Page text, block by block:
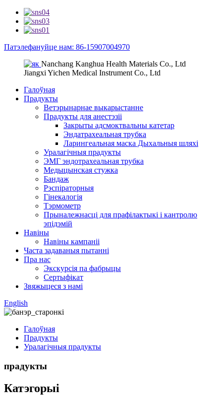
Патэлефануйце нам: 86-15907004970
Nanchang Kanghua Health Materials Co., Ltd
Jiangxi Yichen Medical Instrument Co., Ltd
Галоўная
Прадукты
Ветэрынарнае выкарыстанне
Прадукты для анестэзіі
Закрыты адсмоктвальны катетар
Эндатрахеальная трубка
Ларингеальная маска Дыхальныя шляхі
Уралагічныя прадукты
ЭМГ эндотрахеальная трубка
Медыцынская стужка
Бандаж
Рэспіраторныя
Гінекалогія
Тэрмометр
Прыналежнасці для прафілактыкі і кантролю
эпідэмій
Навіны
Навіны кампаніі
Часта задаваныя пытанні
Пра нас
Экскурсія па фабрыцы
Сертыфікат
Звяжыцеся з намі
English
Галоўная
Прадукты
Уралагічныя прадукты
прадукты
Катэгорыі